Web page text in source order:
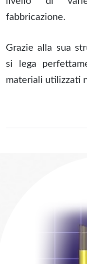
fabbricazione.
Grazie alla sua
si lega
materiali utilizzati